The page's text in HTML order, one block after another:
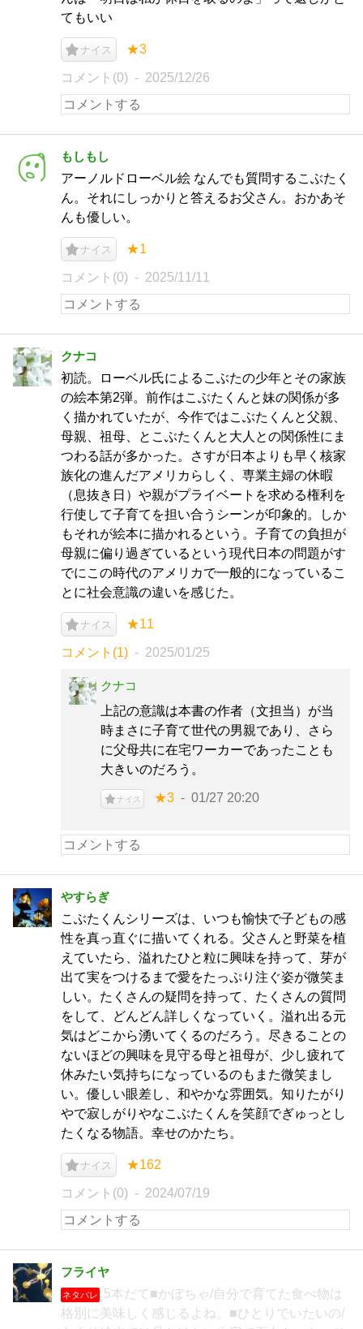
てもいい
ナイス ★3
コメント(0) 2025/12/26
もしもし
アーノルドローベル絵 なんでも質問するこぶたく
ん。それにしっかりと答えるお父さん。おかあそ
んも優しい。
ナイス ★1
コメント(0) 2025/11/11
クナコ
初読。ローベル氏によるこぶたの少年とその家族
の絵本第2弾。前作はこぶたくんと妹の関係が多
く描かれていたが、今作ではこぶたくんと父親、
母親、祖母、とこぶたくんと大人との関係性にま
つわる話が多かった。さすが日本よりも早く核家
族化の進んだアメリカらしく、専業主婦の休暇
（息抜き日）や親がプライベートを求める権利を
行使して子育てを担い合うシーンが印象的。しか
もそれが絵本に描かれるという。子育ての負担が
母親に偏り過ぎているという現代日本の問題がす
でにこの時代のアメリカで一般的になっているこ
とに社会意識の違いを感じた。
ナイス ★11
コメント(1) 2025/01/25
クナコ
上記の意識は本書の作者（文担当）が当
時まさに子育て世代の男親であり、さら
に父母共に在宅ワーカーであったことも
大きいのだろう。
ナイス ★3 01/27 20:20
やすらぎ
こぶたくんシリーズは、いつも愉快で子どもの感
性を真っ直ぐに描いてくれる。父さんと野菜を植
えていたら、溢れたひと粒に興味を持って、芽が
出て実をつけるまで愛をたっぷり注ぐ姿が微笑ま
しい。たくさんの疑問を持って、たくさんの質問
をして、どんどん詳しくなっていく。溢れ出る元
気はどこから湧いてくるのだろう。尽きることの
ないほどの興味を見守る母と祖母が、少し疲れて
休みたい気持ちになっているのもまた微笑まし
い。優しい眼差し、和やかな雰囲気。知りたがり
やで寂しがりやなこぶたくんを笑顔でぎゅっとし
たくなる物語。幸せのかたち。
ナイス ★162
コメント(0) 2024/07/19
フライヤ
ネタバレ
5本だて■かぼちゃ/自分で育てた食べ物は
格別に美味しく感じるよね。■ひとりでいたいの/